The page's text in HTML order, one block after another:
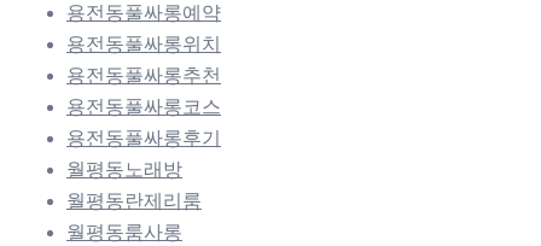
용전동풀싸롱예약
용전동풀싸롱위치
용전동풀싸롱추천
용전동풀싸롱코스
용전동풀싸롱후기
월평동노래방
월평동란제리룸
월평동룸사롱